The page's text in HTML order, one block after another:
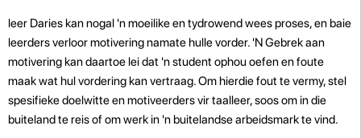
leer Daries kan nogal 'n moeilike en tydrowend wees proses, en baie
leerders verloor motivering namate hulle vorder. 'N Gebrek aan
motivering kan daartoe lei dat 'n student ophou oefen en foute
maak wat hul vordering kan vertraag. Om hierdie fout te vermy, stel
spesifieke doelwitte en motiveerders vir taalleer, soos om in die
buiteland te reis of om werk in 'n buitelandse arbeidsmark te vind.